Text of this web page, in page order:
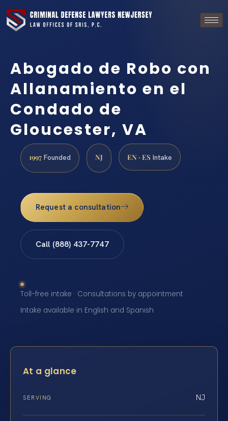
Abogado de Robo con
Allanamiento en el
Condado de
Gloucester, VA
1997 Founded NJ EN · ES Intake
Request a consultation
Call (888) 437-7747
Toll-free intake · Consultations by appointment ·
Intake available in English and Spanish
At a glance
SERVING NJ